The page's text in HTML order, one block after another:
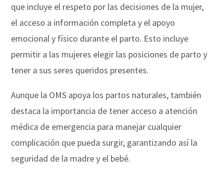
que incluye el respeto por las decisiones de la mujer,
el acceso a información completa y el apoyo
emocional y físico durante el parto. Esto incluye
permitir a las mujeres elegir las posiciones de parto y
tener a sus seres queridos presentes.
Aunque la OMS apoya los partos naturales, también
destaca la importancia de tener acceso a atención
médica de emergencia para manejar cualquier
complicación que pueda surgir, garantizando así la
seguridad de la madre y el bebé.